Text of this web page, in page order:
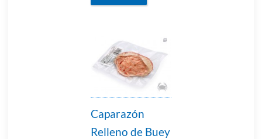
Caparazón
Relleno de Buey